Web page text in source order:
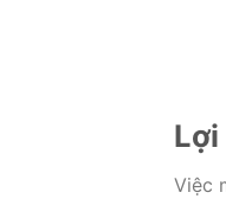
Việc